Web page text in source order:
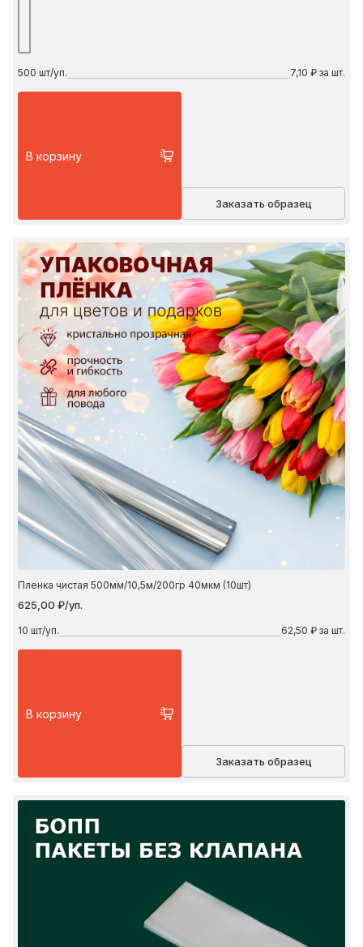
500 шт/уп. 7,10 ₽ за шт.
В корзину
Заказать образец
Пленка чистая 500мм/10,5м/200гр 40мкм (10шт)
625,00 ₽/уп.
10 шт/уп. 62,50 ₽ за шт.
В корзину
Заказать образец